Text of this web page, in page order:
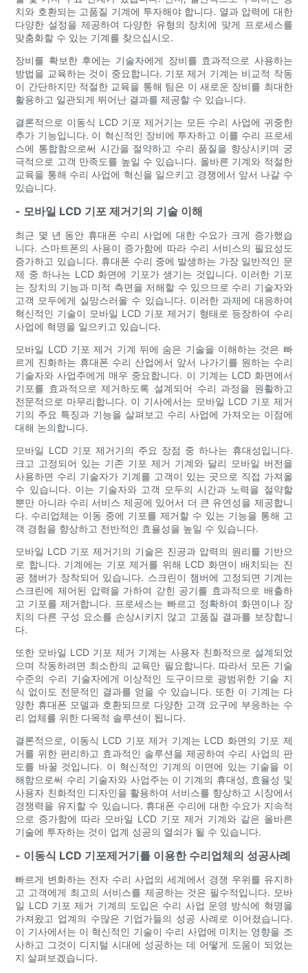
치와 호환되는 고품질 기계에 투자해야 합니다. 열과 압력에 대한
다양한 설정을 제공하여 다양한 유형의 장치에 맞게 프로세스를
맞춤화할 수 있는 기계를 찾으십시오.
장비를 확보한 후에는 기술자에게 장비를 효과적으로 사용하는
방법을 교육하는 것이 중요합니다. 기포 제거 기계는 비교적 작동
이 간단하지만 적절한 교육을 통해 팀은 이 새로운 장비를 최대한
활용하고 일관되게 뛰어난 결과를 제공할 수 있습니다.
결론적으로 이동식 LCD 기포 제거기는 모든 수리 사업에 귀중한
추가 기능입니다. 이 혁신적인 장비에 투자하고 이를 수리 프로세
스에 통합함으로써 시간을 절약하고 수리 품질을 향상시키며 궁
극적으로 고객 만족도를 높일 수 있습니다. 올바른 기계와 적절한
교육을 통해 수리 사업에 혁신을 일으키고 경쟁에서 앞서 나갈 수
있습니다.
- 모바일 LCD 기포 제거기의 기술 이해
최근 몇 년 동안 휴대폰 수리 사업에 대한 수요가 크게 증가했습
니다. 스마트폰의 사용이 증가함에 따라 수리 서비스의 필요성도
증가하고 있습니다. 휴대폰 수리 중에 발생하는 가장 일반적인 문
제 중 하나는 LCD 화면에 기포가 생기는 것입니다. 이러한 기포
는 장치의 기능과 미적 측면을 저해할 수 있으므로 수리 기술자와
고객 모두에게 실망스러울 수 있습니다. 이러한 과제에 대응하여
혁신적인 기술이 모바일 LCD 기포 제거기 형태로 등장하여 수리
사업에 혁명을 일으키고 있습니다.
모바일 LCD 기포 제거 기계 뒤에 숨은 기술을 이해하는 것은 빠
르게 진화하는 휴대폰 수리 산업에서 앞서 나가기를 원하는 수리
기술자와 사업주에게 매우 중요합니다. 이 기계는 LCD 화면에서
기포를 효과적으로 제거하도록 설계되어 수리 과정을 원활하고
전문적으로 마무리합니다. 이 기사에서는 모바일 LCD 기포 제거
기의 주요 특징과 기능을 살펴보고 수리 사업에 가져오는 이점에
대해 논의합니다.
모바일 LCD 기포 제거기의 주요 장점 중 하나는 휴대성입니다.
크고 고정되어 있는 기존 기포 제거 기계와 달리 모바일 버전을
사용하면 수리 기술자가 기계를 고객이 있는 곳으로 직접 가져올
수 있습니다. 이는 기술자와 고객 모두의 시간과 노력을 절약할
뿐만 아니라 수리 서비스 제공에 있어서 더 큰 유연성을 제공합니
다. 수리업체는 이동 중에 기포를 제거할 수 있는 기능을 통해 고
객 경험을 향상하고 전반적인 효율성을 높일 수 있습니다.
모바일 LCD 기포 제거기의 기술은 진공과 압력의 원리를 기반으
로 합니다. 기계에는 기포 제거를 위해 LCD 화면이 배치되는 진
공 챔버가 장착되어 있습니다. 스크린이 챔버에 고정되면 기계는
스크린에 제어된 압력을 가하여 갇힌 공기를 효과적으로 배출하
고 기포를 제거합니다. 프로세스는 빠르고 정확하여 화면이나 장
치의 다른 구성 요소를 손상시키지 않고 고품질 결과를 보장합니
다.
또한 모바일 LCD 기포 제거 기계는 사용자 친화적으로 설계되었
으며 작동하려면 최소한의 교육만 필요합니다. 따라서 모든 기술
수준의 수리 기술자에게 이상적인 도구이므로 광범위한 기술 지
식 없이도 전문적인 결과를 얻을 수 있습니다. 또한 이 기계는 다
양한 휴대폰 모델과 호환되므로 다양한 고객 요구에 부응하는 수
리 업체를 위한 다목적 솔루션이 됩니다.
결론적으로, 이동식 LCD 기포 제거 기계는 LCD 화면의 기포 제
거를 위한 편리하고 효과적인 솔루션을 제공하여 수리 사업의 판
도를 바꿀 것입니다. 이 혁신적인 기계의 이면에 있는 기술을 이
해함으로써 수리 기술자와 사업주는 이 기계의 휴대성, 효율성 및
사용자 친화적인 디자인을 활용하여 서비스를 향상하고 시장에서
경쟁력을 유지할 수 있습니다. 휴대폰 수리에 대한 수요가 지속적
으로 증가함에 따라 모바일 LCD 기포 제거 기계와 같은 올바른
기술에 투자하는 것이 업계 성공의 열쇠가 될 수 있습니다.
- 이동식 LCD 기포제거기를 이용한 수리업체의 성공사례
빠르게 변화하는 전자 수리 사업의 세계에서 경쟁 우위를 유지하
고 고객에게 최고의 서비스를 제공하는 것은 필수적입니다. 모바
일 LCD 기포 제거 기계의 도입은 수리 사업 운영 방식에 혁명을
가져왔고 업계의 수많은 기업가들의 성공 사례로 이어졌습니다.
이 기사에서는 이 혁신적인 기술이 수리 사업에 미치는 영향을 조
사하고 그것이 디지털 시대에 성공하는 데 어떻게 도움이 되었는
지 살펴보겠습니다.